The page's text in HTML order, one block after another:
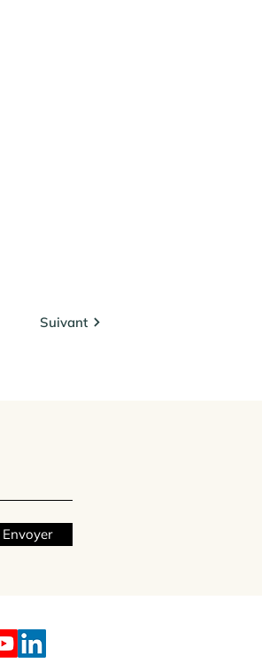
Suivant
Envoyer